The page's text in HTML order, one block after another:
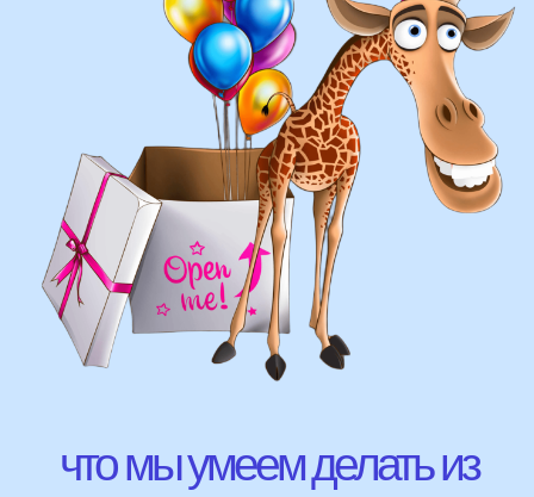
фигуры любой сложности
Присылайте картинку, и мы с
удовольствием соберем
похожую композицию!
у вас есть фото шаров, и
вы хотите так же?